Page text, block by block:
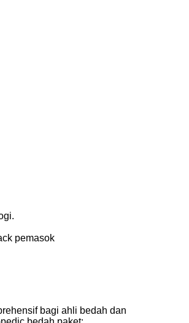
pemasok
bagi ahli bedah dan